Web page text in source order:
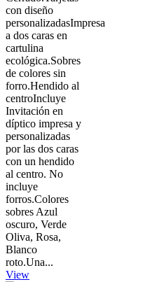
con diseño
personalizadasImpresa
a dos caras en
cartulina
ecológica.Sobres
de colores sin
forro.Hendido al
centroIncluye
Invitación en
díptico impresa y
personalizadas
por las dos caras
con un hendido
al centro. No
incluye
forros.Colores
sobres Azul
oscuro, Verde
Oliva, Rosa,
Blanco
roto.Una...
View